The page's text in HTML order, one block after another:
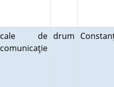
cale de
comunicaţie
drum